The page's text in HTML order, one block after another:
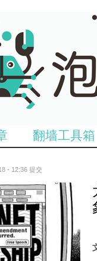
翻墙工具箱
- 12:36 提交